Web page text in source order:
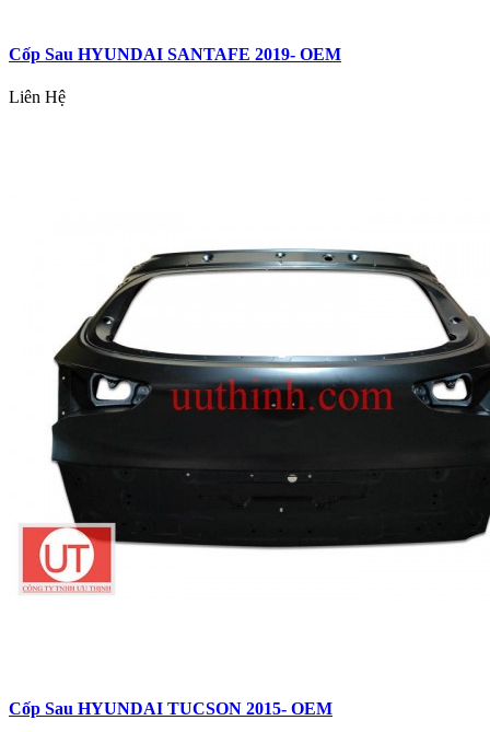
Cốp Sau HYUNDAI SANTAFE 2019- OEM
Liên Hệ
Cốp Sau HYUNDAI TUCSON 2015- OEM